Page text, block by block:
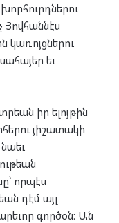
կառոյցներու
եւ
իր ելոյթին
յիշատակի
որպէս
դէմ այլ
գործօն։ Ան